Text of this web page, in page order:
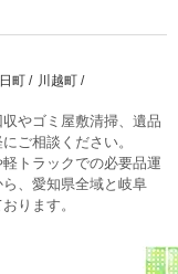
町 / 川越町 /
やゴミ屋敷清掃、遺品
ご相談ください。
トラックでの必要品運
、愛知県全域と岐阜
ります。